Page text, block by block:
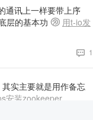
通讯上一样要带上序
层的基本功
用t-io发
1
实主要就是用作备忘
安装zookeeper